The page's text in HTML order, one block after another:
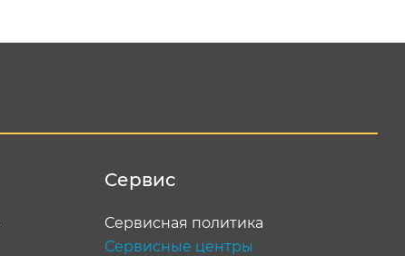
Сервис
Сервисная политика
Сервисные центры